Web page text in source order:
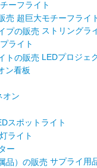
ーフライト
超巨大モチーフライ
ストリングラ
ライト
LEDプロジェ
ン看板
オン
スポットライト
ライト
ー
サプライ用